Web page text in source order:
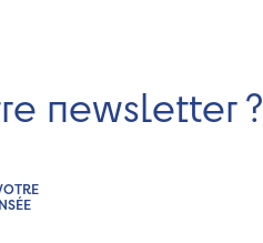
newsletter ?